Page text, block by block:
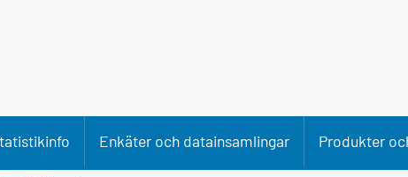
Enkäter och datainsamlingar Produkter